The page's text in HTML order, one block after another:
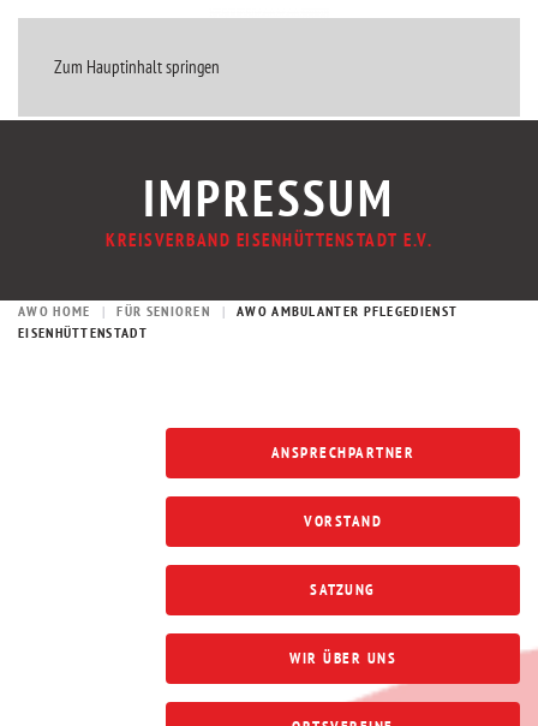
Zum Hauptinhalt springen
MENÜ
IMPRESSUM
KREISVERBAND EISENHÜTTENSTADT E.V.
AWO HOME FÜR SENIOREN
AWO AMBULANTER PFLEGEDIENST
EISENHÜTTENSTADT
ANSPRECHPARTNER
VORSTAND
SATZUNG
WIR ÜBER UNS